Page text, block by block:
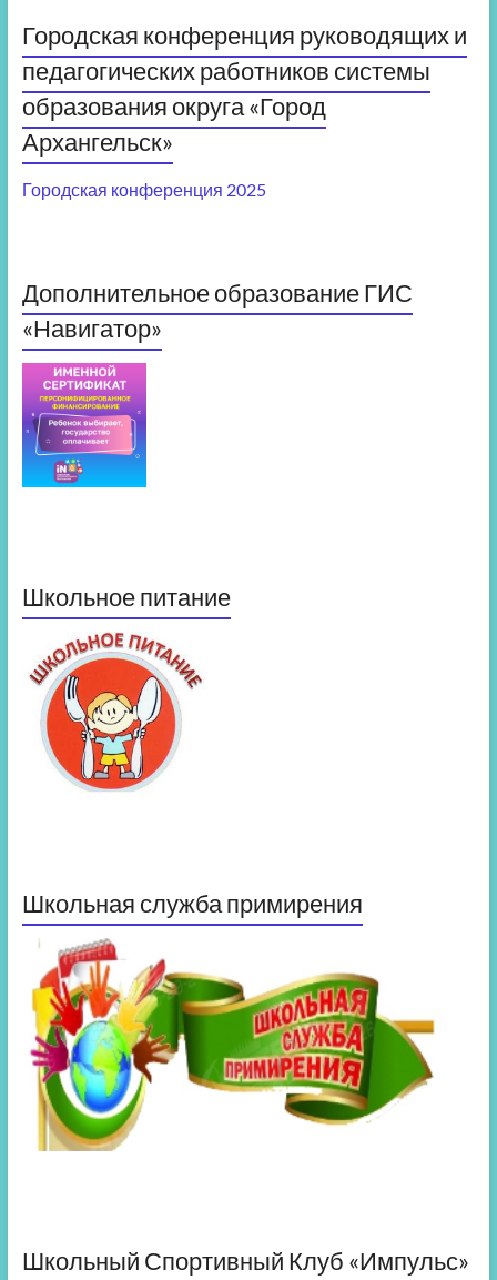
Городская конференция руководящих и
педагогических работников системы
образования округа «Город
Архангельск»
Городская конференция 2025
Дополнительное образование ГИС
«Навигатор»
Школьное питание
Школьная служба примирения
Школьный Спортивный Клуб «Импульс»